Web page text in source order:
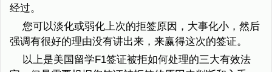
经过。
您可以淡化或弱化上次的拒签原因，大事化小，然后
强调有很好的理由没有讲出来，来赢得这次的签证。
以上是美国留学F1签证被拒如何处理的三大有效法